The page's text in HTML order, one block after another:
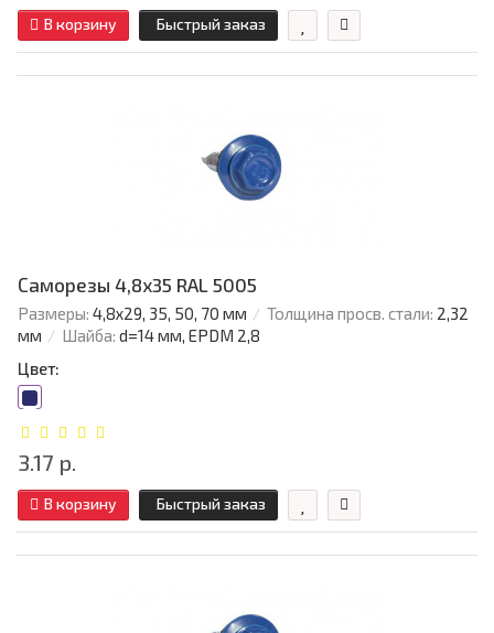
В корзину Быстрый заказ
Саморезы 4,8х35 RAL 5005
Размеры: 4,8х29, 35, 50, 70 мм Толщина просв. стали: 2,32
мм
Шайба: d=14 мм, EPDM 2,8
Цвет:
3.17 р.
В корзину Быстрый заказ